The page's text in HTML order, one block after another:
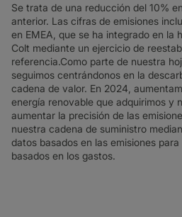
Se trata de una reducción del 10%
anterior. Las cifras de emisiones
en EMEA, que se ha integrado en la
Colt mediante un ejercicio de
referencia.Como parte de nuestra
seguimos centrándonos en la
cadena de valor. En 2024,
energía renovable que adquirimos y
aumentar la precisión de las
nuestra cadena de suministro
datos basados en las emisiones
basados en los gastos.